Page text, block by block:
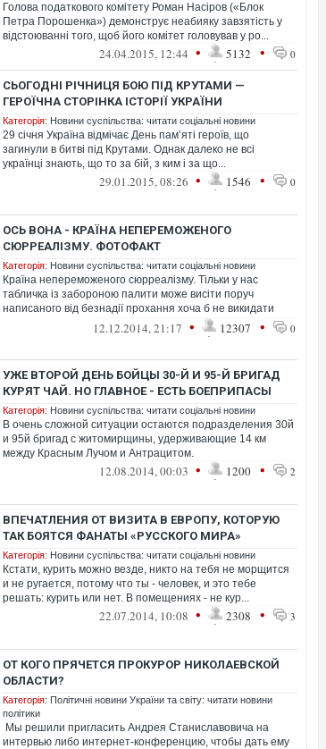
Голова податкового комітету Роман Насіров («Блок
Петра Порошенка») демонструє неабияку завзятість у
відстоюванні того, щоб його комітет головував у ро...
24.04.2015, 12:44 • 5132 • 0
СЬОГОДНI РIЧНИЦЯ БОЮ ПІД КРУТАМИ —
ГЕРОЇЧНА СТОРІНКА ІСТОРІЇ УКРАЇНИ
Категорія: Новини суспільства: читати соціальні новини
29 січня Україна відмічає День пам’яті героїв, що
загинули в битві під Крутами. Однак далеко не всі
українці знають, що то за бій, з ким і за що...
29.01.2015, 08:26 • 1546 • 0
ОСЬ ВОНА - КРАЇНА НЕПЕРЕМОЖЕНОГО
СЮРРЕАЛІЗМУ. ФОТОФАКТ
Категорія: Новини суспільства: читати соціальні новини
Країна непереможеного сюрреалізму. Тільки у нас
табличка із забороною палити може висіти поруч
написаного від безнадії прохання хоча б не викидати
12.12.2014, 21:17 • 12307 • 0
УЖЕ ВТОРОЙ ДЕНЬ БОЙЦЫ 30-Й И 95-Й БРИГАД
КУРЯТ ЧАЙ. НО ГЛАВНОЕ - ЕСТЬ БОЕПРИПАСЫ
Категорія: Новини суспільства: читати соціальні новини
В очень сложной ситуации остаются подразделения 30й
и 95й бригад с житомирщины, удерживающие 14 км
между Красным Лучом и Антрацитом.
12.08.2014, 00:03 • 1200 • 2
ВПЕЧАТЛЕНИЯ ОТ ВИЗИТА В ЕВРОПУ, КОТОРУЮ
ТАК БОЯТСЯ ФАНАТЫ «РУССКОГО МИРА»
Категорія: Новини суспільства: читати соціальні новини
Кстати, курить можно везде, никто на тебя не морщится
и не ругается, потому что ты - человек, и это тебе
решать: курить или нет. В помещениях - не кур...
22.07.2014, 10:08 • 2308 • 3
ОТ КОГО ПРЯЧЕТСЯ ПРОКУРОР НИКОЛАЕВСКОЙ
ОБЛАСТИ?
Категорія: Політичні новини України та світу: читати новини
політики
Мы решили пригласить Андрея Станиславовича на
интервью либо интернет-конференцию, чтобы дать ему